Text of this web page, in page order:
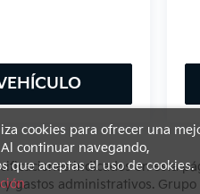
indicados en esta
y gastos administrativos.
cookies para ofrecer una
continuar navegando,
que aceptas el uso de cookies.